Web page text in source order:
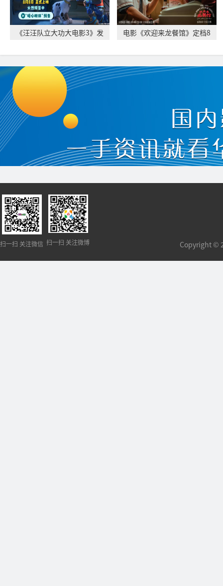
《汪汪队立大功大电影3》发
电影《欢迎来龙餐馆》定档8
扫一扫 关注微信 扫一扫 关注微博 Copyright ©